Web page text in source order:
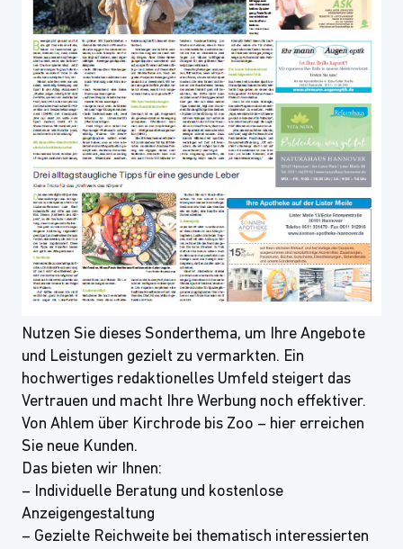
Nutzen Sie dieses Sonderthema, um Ihre Angebote
und Leistungen gezielt zu vermarkten. Ein
hochwertiges redaktionelles Umfeld steigert das
Vertrauen und macht Ihre Werbung noch effektiver.
Von Ahlem über Kirchrode bis Zoo – hier erreichen
Sie neue Kunden.
Das bieten wir Ihnen:
– Individuelle Beratung und kostenlose
Anzeigengestaltung
– Gezielte Reichweite bei thematisch interessierten